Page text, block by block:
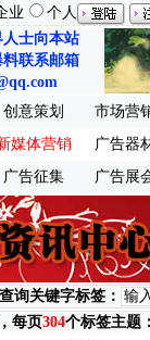
业
个人
士向本站
联系邮箱
创意策划
市场营
媒体营销
广告器
广告征集 广告展
查询关键字标签：
每页304个标签主题